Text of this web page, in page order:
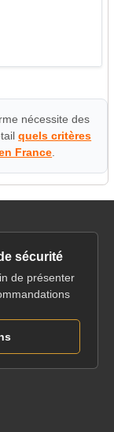
nécessite des
quels critères
France.
sécurité
de présenter